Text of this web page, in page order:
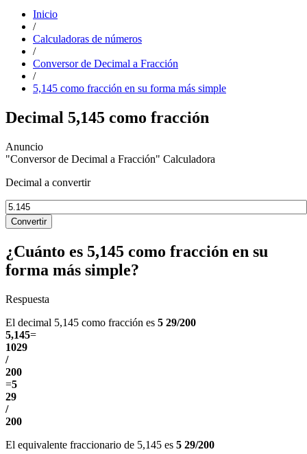
Inicio
/
Calculadoras de números
/
Conversor de Decimal a Fracción
/
5,145 como fracción en su forma más simple
Decimal 5,145 como fracción
"Conversor de Decimal a Fracción" Calculadora
Decimal a convertir
Convertir
¿Cuánto es 5,145 como fracción en su
forma más simple?
Respuesta
El decimal 5,145 como fracción es 5 29/200
5,145=
1029
/
200
=5
29
/
200
El equivalente fraccionario de 5,145 es 5 29/200